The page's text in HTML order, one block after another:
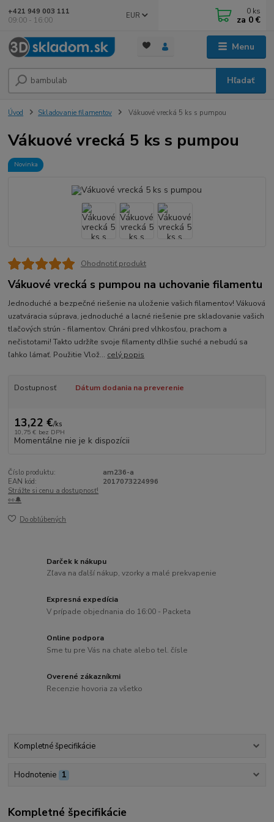
Menu
EUR
Hľadať
+421 949 003 111
09:00 - 16:00
0 ks
za 0 €
Úvod Skladovanie filamentov Vákuové vrecká 5 ks s pumpou
Vákuové vrecká 5 ks s pumpou
Novinka
Ohodnotiť produkt
Vákuové vrecká s pumpou na uchovanie filamentu
Jednoduché a bezpečné riešenie na uloženie vašich filamentov! Vákuová
uzatváracia súprava, jednoduché a lacné riešenie pre skladovanie vašich
tlačových strún - filamentov. Chráni pred vlhkosťou, prachom a
nečistotami! Takto udržíte svoje filamenty dlhšie suché a nebudú sa
ľahko lámať. Použitie Vlož... celý popis
Dostupnosť Dátum dodania na preverenie
13,22 €/ks
10,75 € bez DPH
Momentálne nie je k dispozícii
Číslo produktu:
am236-a
EAN kód:
2017073224996
Strážte si cenu a dostupnosť!
👀🔔
Do obľúbených
Darček k nákupu
Zľava na ďalší nákup, vzorky a malé prekvapenie
Expresná expedícia
V prípade objednania do 16:00 - Packeta
Online podpora
Sme tu pre Vás na chate alebo tel. čísle
Overené zákazníkmi
Recenzie hovoria za všetko
Kompletné špecifikácie
Hodnotenie 1
Kompletné špecifikácie